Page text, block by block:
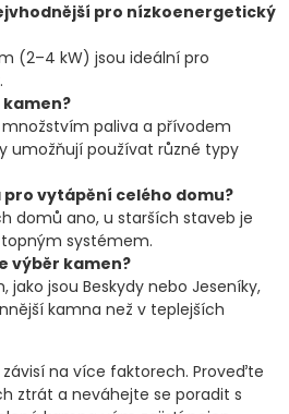
pro nízkoenergetický
(2–4 kW) jsou ideální pro
kamen?
paliva a přívodem
umožňují používat různé typy
pro vytápění celého domu?
domů ano, u starších staveb je
systémem.
výběr kamen?
jako jsou Beskydy nebo Jeseníky,
kamna než v teplejších
na více faktorech. Proveďte
ztrát a neváhejte se poradit s